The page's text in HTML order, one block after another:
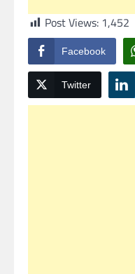
Post Views: 1,452
Facebook
Twitter